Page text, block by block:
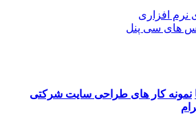
نرم افزاری
های سی پنل
نمونه کار های طراحی سایت شرکتی